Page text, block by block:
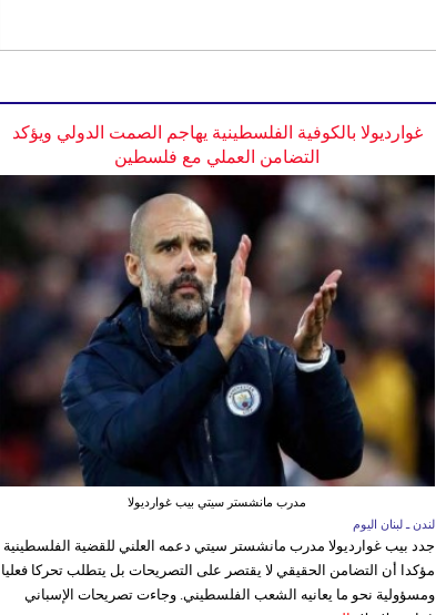
غوارديولا بالكوفية الفلسطينية يهاجم الصمت الدولي ويؤكد
التضامن العملي مع فلسطين
مدرب مانشستر سيتي بيب غوارديولا
لندن ـ لبنان اليوم
جدد بيب غوارديولا مدرب مانشستر سيتي دعمه العلني للقضية الفلسطينية
مؤكدا أن التضامن الحقيقي لا يقتصر على التصريحات بل يتطلب تحركا فعليا
ومسؤولية نحو ما يعانيه الشعب الفلسطيني. وجاءت تصريحات الإسباني